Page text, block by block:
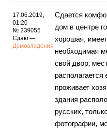
17.06.2019,
01:20
№ 239055
Сдаю —
Домовладения
Сдается
дом в центре
хорошая,
необходимая
свой двор,
проживает
здания
русских,
фотографии,